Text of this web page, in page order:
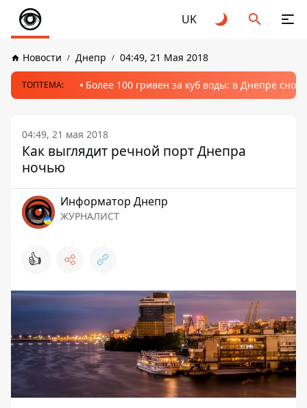
UK
Новости Днепр 04:49, 21 Мая 2018
ТОПТЕМА: Более 100 гривен за куб воды: в Днепре
04:49, 21 мая 2018
Как выглядит речной порт Днепра
ночью
Информатор Днепр
ЖУРНАЛИСТ
👍